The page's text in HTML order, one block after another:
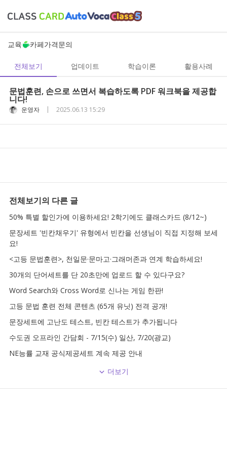
교육 카페가격문의
전체보기 업데이트 학습이론 활용사례
문법훈련, 손으로 쓰면서 복습하도록 PDF 워크북을 제공합
니다!
운영자 | 2025.06.13 15:29
전체보기의 다른 글
50% 특별 할인가에 이용하세요! 2학기에도 클래스카드 (8/12~)
문장세트 '빈칸채우기' 유형에서 빈칸을 선생님이 직접 지정해 보세
요!
<고등 문법훈련>, 천일문·문마고·그래머존과 연계 학습하세요!
30개의 단어세트를 단 20초만에 업로드 할 수 있다구요?
Word Search와 Cross Word로 신나는 게임 한판!
고등 문법 훈련 전체 콘텐츠 (65개 유닛) 전격 공개!
문장세트에 고난도 테스트, 빈칸 테스트가 추가됩니다
수도권 오프라인 간담회 - 7/15(수) 일산, 7/20(광교)
NE능률 교재 공식제공세트 계속 제공 안내
더보기